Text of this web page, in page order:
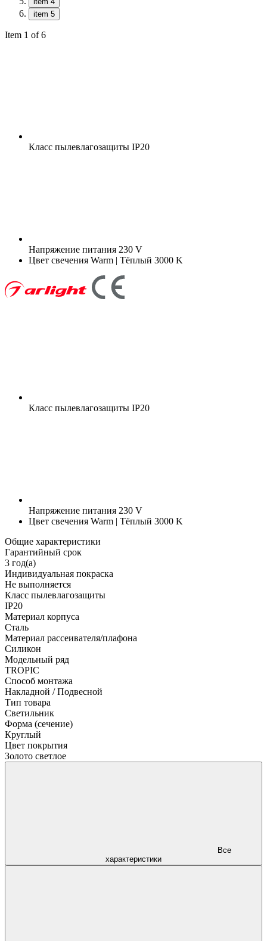
item 5
Item 1 of 6
Класс пылевлагозащиты IP20
Напряжение питания 230 V
Цвет свечения Warm | Тёплый 3000 K
Класс пылевлагозащиты IP20
Напряжение питания 230 V
Цвет свечения Warm | Тёплый 3000 K
Общие характеристики
Гарантийный срок
3 год(а)
Индивидуальная покраска
Не выполняется
Класс пылевлагозащиты
IP20
Материал корпуса
Сталь
Материал рассеивателя/плафона
Силикон
Модельный ряд
TROPIC
Способ монтажа
Накладной / Подвесной
Тип товара
Светильник
Форма (сечение)
Круглый
Цвет покрытия
Золото светлое
характеристики